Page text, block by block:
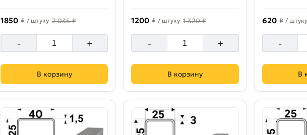
1850 ₽ / штуку 2 035 ₽
- +
В корзину
1200 ₽ / штуку 1 320 ₽
- +
В корзину
620 ₽ / штуку
-
В